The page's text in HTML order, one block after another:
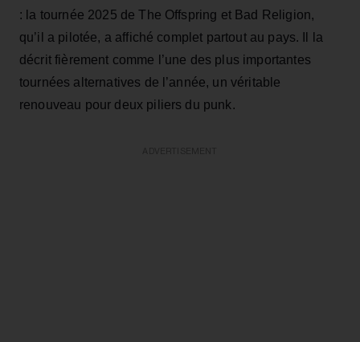
: la tournée 2025 de The Offspring et Bad Religion,
qu’il a pilotée, a affiché complet partout au pays. Il la
décrit fièrement comme l’une des plus importantes
tournées alternatives de l’année, un véritable
renouveau pour deux piliers du punk.